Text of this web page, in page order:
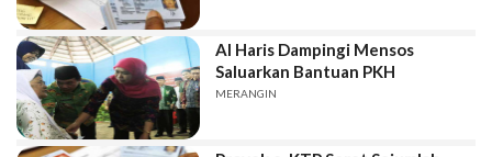
Al Haris Dampingi Mensos
Saluarkan Bantuan PKH
MERANGIN